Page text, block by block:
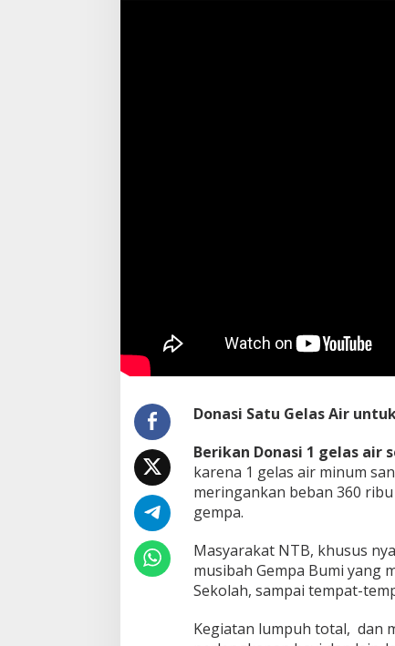
Donasi Satu Gelas Air untuk
Berikan Donasi 1 gelas air
karena 1 gelas air minum
meringankan beban 360
gempa.
Masyarakat NTB, khusus
musibah Gempa Bumi yang
Sekolah, sampai tempat-
Kegiatan lumpuh total, dan